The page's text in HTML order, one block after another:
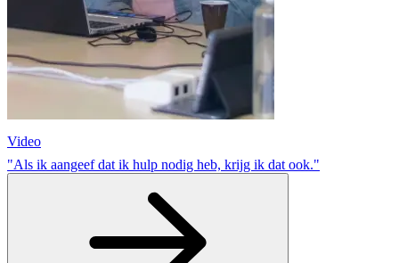
Video
"Als ik aangeef dat ik hulp nodig heb, krijg ik dat ook."